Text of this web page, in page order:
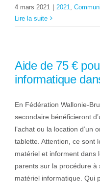
4 mars 2021 2021
Lire la suite
Aide de 75 €
informatique
En Fédération Wallonie-
secondaire bénéficieront
l’achat ou la location d’un
tablette. Attention, ce sont
matériel et informent
parents sur la procédure à
matériel informatique. Qui